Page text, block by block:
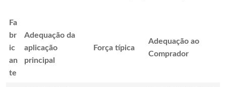
Fa
br
ic
an
te
Adequação da
aplicação
principal
Força típica
Adequação ao
Comprador